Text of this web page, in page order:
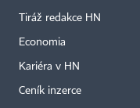
Tiráž redakce HN
Economia
Kariéra v HN
Ceník inzerce